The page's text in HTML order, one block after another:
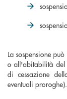
La sospensione
o all'abitabilità del
di cessazione
eventuali proroghe).